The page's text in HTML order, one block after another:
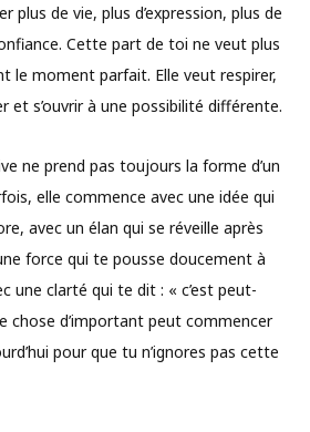
plus de vie, plus d’expression, plus de
Cette part de toi ne veut plus
le moment parfait. Elle veut respirer,
et s’ouvrir à une possibilité différente.
ne prend pas toujours la forme d’un
elle commence avec une idée qui
avec un élan qui se réveille après
force qui te pousse doucement à
une clarté qui te dit : « c’est peut-
chose d’important peut commencer
pour que tu n’ignores pas cette